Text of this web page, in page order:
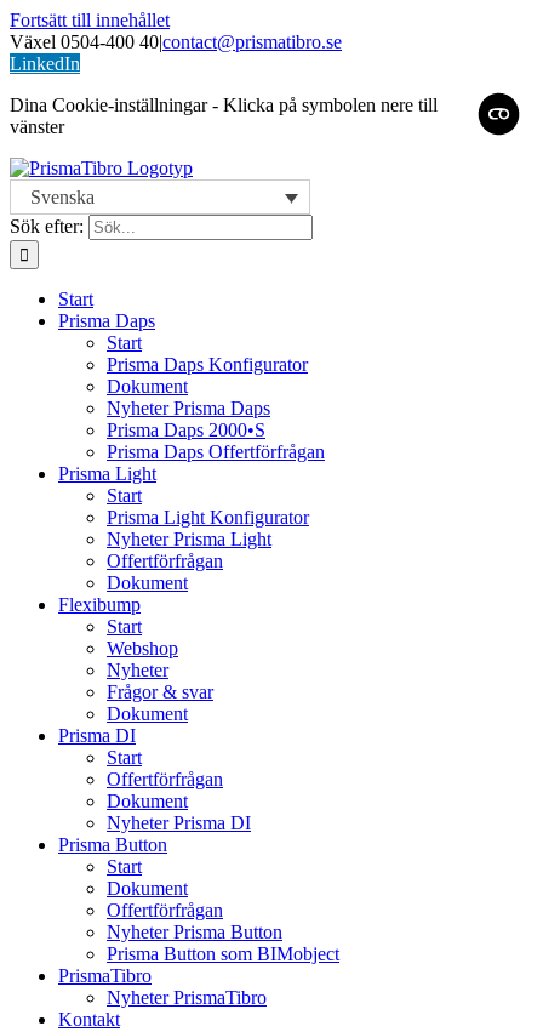
Fortsätt till innehållet
Växel 0504-400 40|contact@prismatibro.se
LinkedIn
Dina Cookie-inställningar - Klicka på symbolen nere till
vänster
Svenska
Sök efter:
Start
Prisma Daps
Start
Prisma Daps Konfigurator
Dokument
Nyheter Prisma Daps
Prisma Daps 2000•S
Prisma Daps Offertförfrågan
Prisma Light
Start
Prisma Light Konfigurator
Nyheter Prisma Light
Offertförfrågan
Dokument
Flexibump
Start
Webshop
Nyheter
Frågor & svar
Dokument
Prisma DI
Start
Offertförfrågan
Dokument
Nyheter Prisma DI
Prisma Button
Start
Dokument
Offertförfrågan
Nyheter Prisma Button
Prisma Button som BIMobject
PrismaTibro
Nyheter PrismaTibro
Kontakt